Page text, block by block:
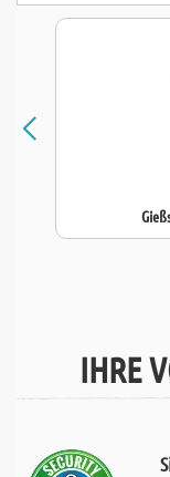
IHRE